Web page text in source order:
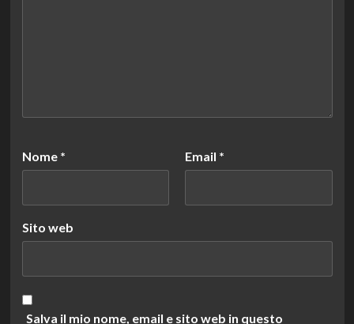
Nome * Email *
Sito web
Salva il mio nome, email e sito web in questo